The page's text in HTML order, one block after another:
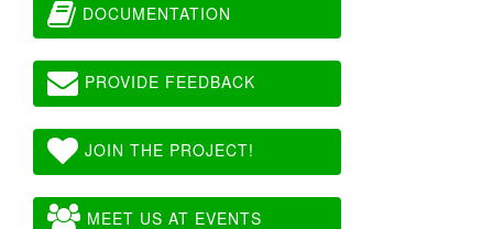
DOCUMENTATION
PROVIDE FEEDBACK
JOIN THE PROJECT!
MEET US AT EVENTS